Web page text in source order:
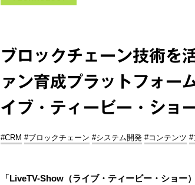
ブロックチェーン技術を
ァン育成プラットフォ
イブ・ティービー・ショ
#CRM #ブロックチェーン #システム開発 #コンテンツ #
「LiveTV-Show（ライブ・ティービー・ショ